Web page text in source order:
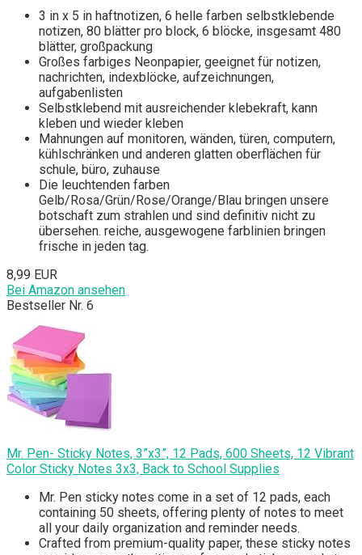
3 in x 5 in haftnotizen, 6 helle farben selbstklebende
notizen, 80 blätter pro block, 6 blöcke, insgesamt 480
blätter, großpackung
Großes farbiges Neonpapier, geeignet für notizen,
nachrichten, indexblöcke, aufzeichnungen,
aufgabenlisten
Selbstklebend mit ausreichender klebekraft, kann
kleben und wieder kleben
Mahnungen auf monitoren, wänden, türen, computern,
kühlschränken und anderen glatten oberflächen für
schule, büro, zuhause
Die leuchtenden farben
Gelb/Rosa/Grün/Rose/Orange/Blau bringen unsere
botschaft zum strahlen und sind definitiv nicht zu
übersehen. reiche, ausgewogene farblinien bringen
frische in jeden tag.
8,99 EUR
Bei Amazon ansehen
Bestseller Nr. 6
Mr. Pen- Sticky Notes, 3”x3”, 12 Pads, 600 Sheets, 12 Vibrant
Color Sticky Notes 3x3, Back to School Supplies
Mr. Pen sticky notes come in a set of 12 pads, each
containing 50 sheets, offering plenty of notes to meet
all your daily organization and reminder needs.
Crafted from premium-quality paper, these sticky notes